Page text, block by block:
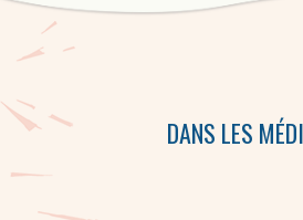
permettent de porter un regard neuf sur
dans la sphère littéraire, mais aussi de
acadienne.
En raison de son volume et de sa durée
Gérald-Leblanc. Elle fournit
veut en apprendre davantage sur l’un
modernité acadienne.
DANS LES